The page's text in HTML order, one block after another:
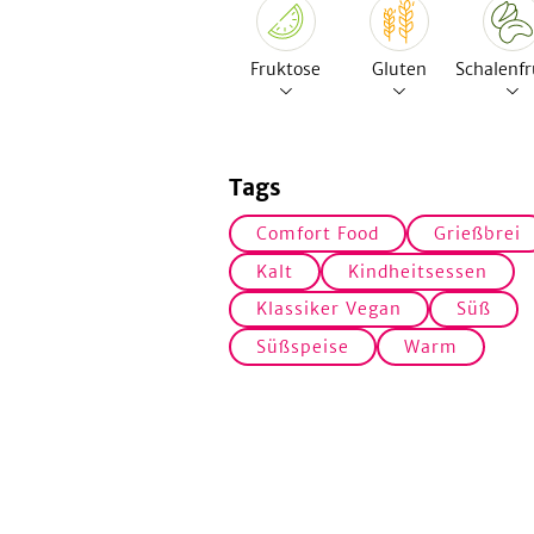
Fruktose Gluten
Tags
Comfort Food
Grießbrei
Kalt
Kindheitsessen
Klassiker Vegan
Süß
Süßspeise
Warm